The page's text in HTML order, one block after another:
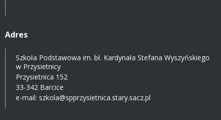
Adres
Szkoła Podstawowa im. bł. Kardynała Stefana Wyszyńskiego
w Przysietnicy
Przysietnica 152
33-342 Barcice
e-mail: szkola@spprzysietnica.stary.sacz.pl